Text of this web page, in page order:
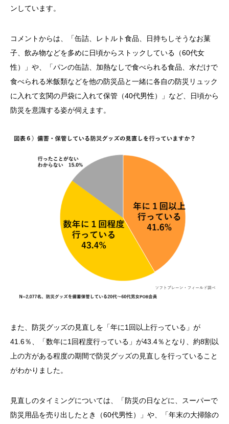
ンしています。
コメントからは、「缶詰、レトルト食品、日持ちしそうなお菓
子、飲み物などを多めに日頃からストックしている（60代女
性）」や、「パンの缶詰、加熱なしで食べられる食品、水だけで
食べられる米飯類などを他の防災品と一緒に各自の防災リュック
に入れて玄関の戸袋に入れて保管（40代男性）」など、日頃から
防災を意識する姿が伺えます。
また、防災グッズの見直しを「年に1回以上行っている」が
41.6％、「数年に1回程度行っている」が43.4％となり、約8割以
上の方がある程度の期間で防災グッズの見直しを行っていること
がわかりました。
見直しのタイミングについては、「防災の日などに、スーパーで
防災用品を売り出したとき（60代男性）」や、「年末の大掃除の